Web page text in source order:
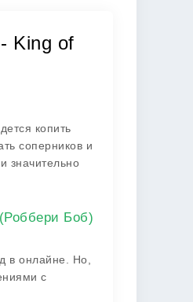
King of
копить
соперников и
значительно
Боб)
в онлайне. Но,
с